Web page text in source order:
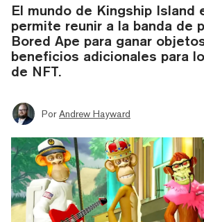
El mundo de Kingship Island
permite reunir a la banda de
Bored Ape para ganar
beneficios adicionales para
de NFT.
Por Andrew Hayward